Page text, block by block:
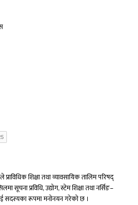
प्राविधिक शिक्षा तथा व्यावसायिक तालिम परिषद्
सूचना प्रविधि, उद्योग, स्टेम शिक्षा तथा नर्सिङ–
सदस्यका रूपमा मनोनयन गरेको छ ।